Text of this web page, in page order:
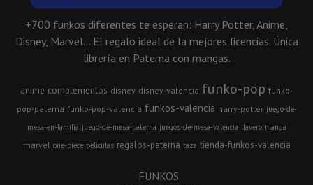
+700 funkos diferentes te esperan: Harry Potter, Anime,
Disney, Marvel... El regalo ideal de la mejores licencias. Única
librería en Paterna con mangas.
anime complementos disney disney-valencia funko-pop funko-
pop-paterna funko-pop-valencia funkos-valencia harry-potter juego-de-
mesa-en-familia juego-de-mesa-paterna juegos-de-mesa-valencia llavero manga
marvel one-piece peliculas regalos-paterna taza tienda-funkos-valencia
FUNKOS